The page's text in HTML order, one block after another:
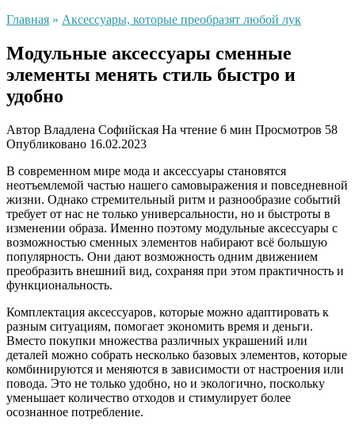
Главная » Аксессуары, которые преобразят любой лук
Модульные аксессуары сменные
элементы менять стиль быстро и
удобно
Автор Владлена Софийская На чтение 6 мин Просмотров 58
Опубликовано 16.02.2023
В современном мире мода и аксессуары становятся
неотъемлемой частью нашего самовыражения и повседневной
жизни. Однако стремительный ритм и разнообразие событий
требует от нас не только универсальности, но и быстроты в
изменении образа. Именно поэтому модульные аксессуары с
возможностью сменных элементов набирают всё большую
популярность. Они дают возможность одним движением
преобразить внешний вид, сохраняя при этом практичность и
функциональность.
Комплектация аксессуаров, которые можно адаптировать к
разным ситуациям, помогает экономить время и деньги.
Вместо покупки множества различных украшений или
деталей можно собрать несколько базовых элементов, которые
комбинируются и меняются в зависимости от настроения или
повода. Это не только удобно, но и экологично, поскольку
уменьшает количество отходов и стимулирует более
осознанное потребление.